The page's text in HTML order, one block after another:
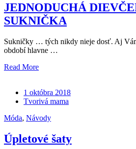
JEDNODUCHÁ
SUKNIČKA
Sukničky … tých nikdy nieje dosť. Aj
období hlavne …
Read More
1 októbra 2018
Tvorivá mama
Móda, Návody
Úpletové šaty